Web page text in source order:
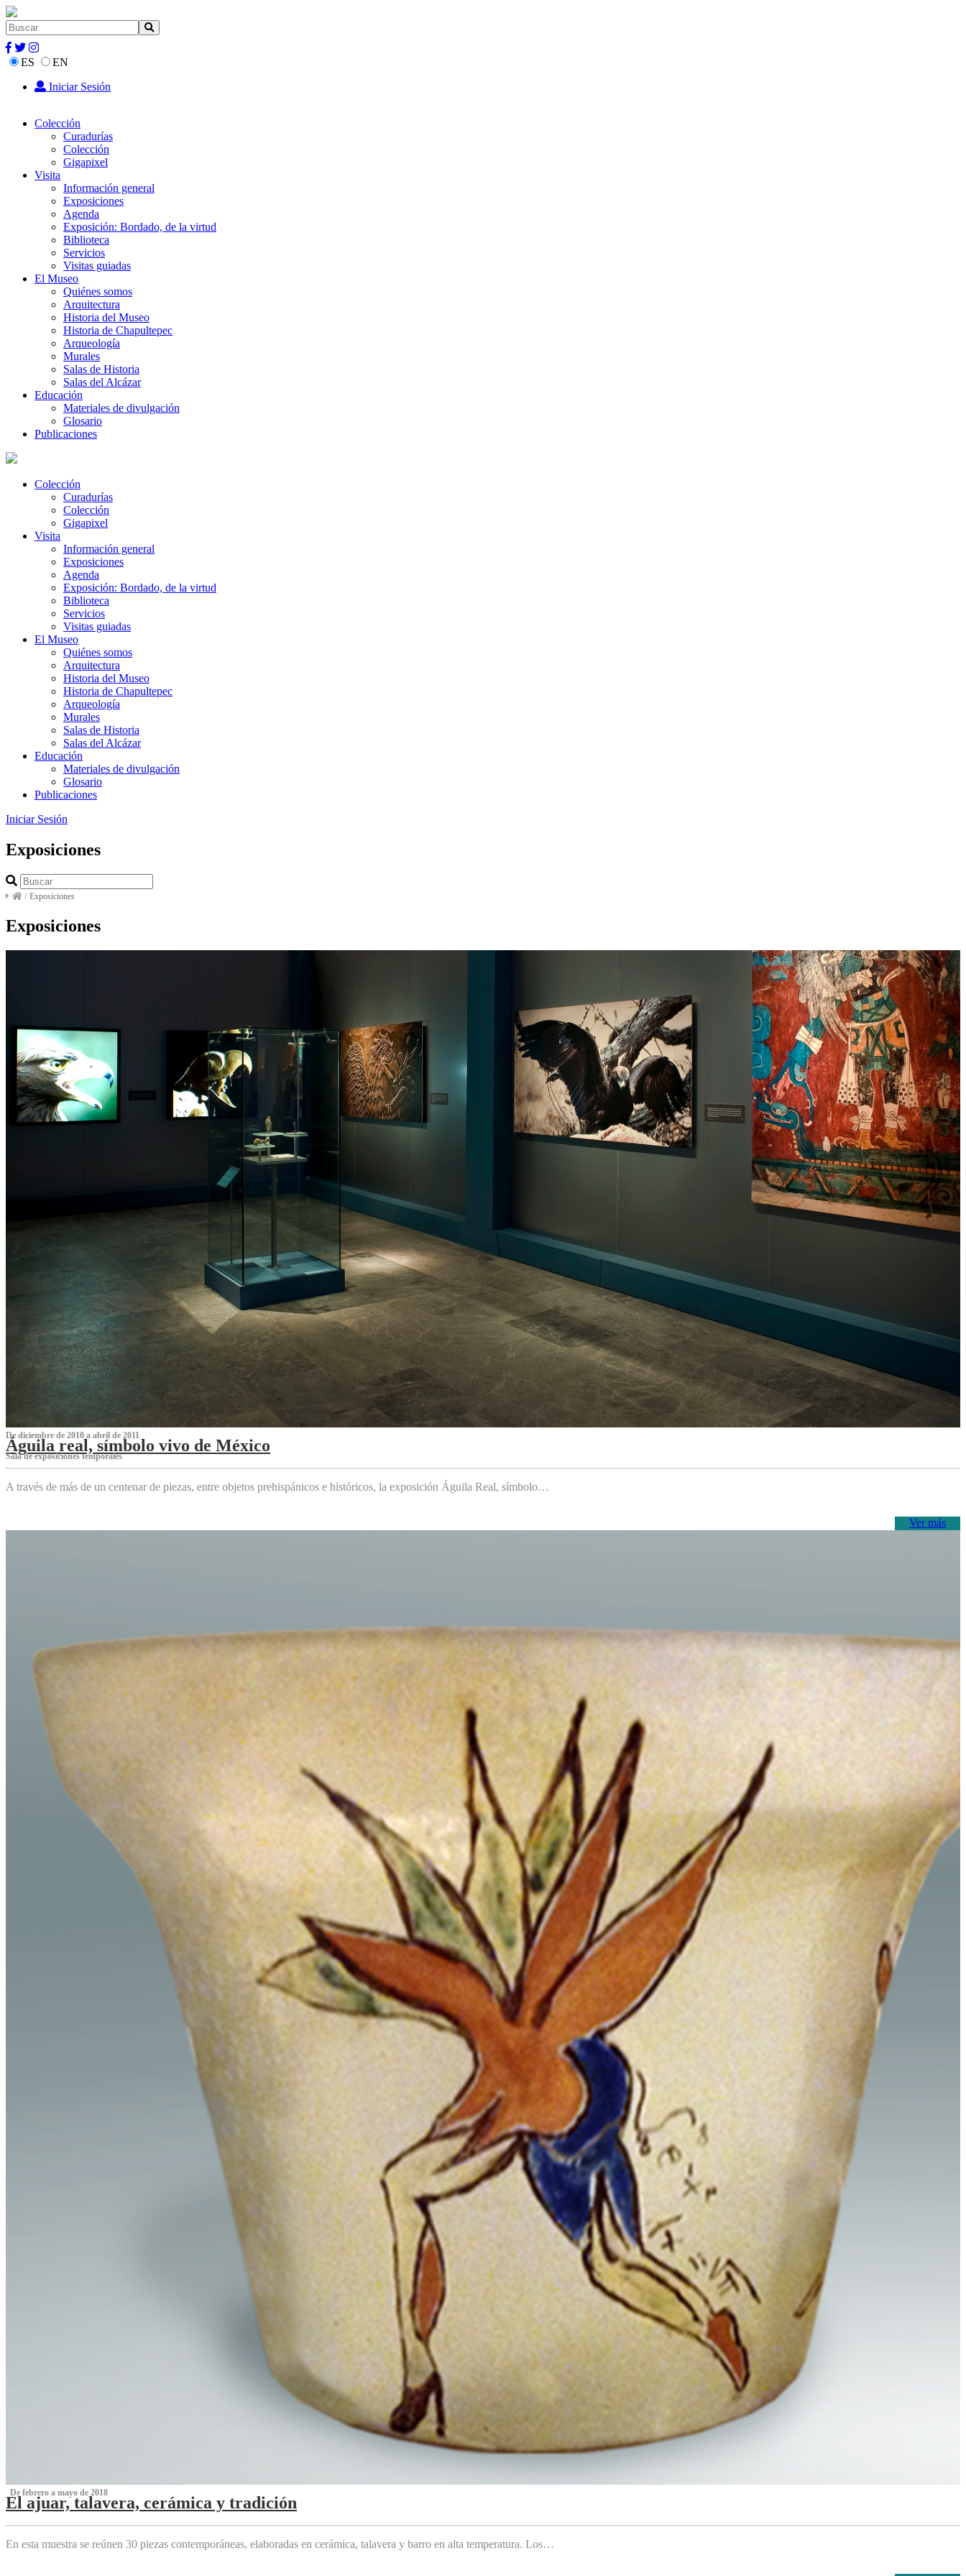
ES
EN
Iniciar Sesión
Colección
Curadurías
Colección
Gigapixel
Visita
Información general
Exposiciones
Agenda
Exposición: Bordado, de la virtud
Biblioteca
Servicios
Visitas guiadas
El Museo
Quiénes somos
Arquitectura
Historia del Museo
Historia de Chapultepec
Arqueología
Murales
Salas de Historia
Salas del Alcázar
Educación
Materiales de divulgación
Glosario
Publicaciones
Colección
Curadurías
Colección
Gigapixel
Visita
Información general
Exposiciones
Agenda
Exposición: Bordado, de la virtud
Biblioteca
Servicios
Visitas guiadas
El Museo
Quiénes somos
Arquitectura
Historia del Museo
Historia de Chapultepec
Arqueología
Murales
Salas de Historia
Salas del Alcázar
Educación
Materiales de divulgación
Glosario
Publicaciones
Iniciar Sesión
Exposiciones
/ Exposiciones
Exposiciones
De diciembre de 2010 a abril de 2011
Águila real, símbolo vivo de México
Sala de exposiciones temporales
A través de más de un centenar de piezas, entre objetos prehispánicos e históricos, la exposición Águila Real, símbolo…
Ver más
‌ De febrero a mayo de 2018
El ajuar, talavera, cerámica y tradición
‌
En esta muestra se reúnen 30 piezas contemporáneas, elaboradas en cerámica, talavera y barro en alta temperatura. Los…